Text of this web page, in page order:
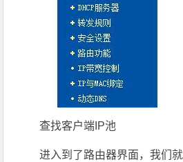
查找客户端IP池
进入到了路由器界面，我们